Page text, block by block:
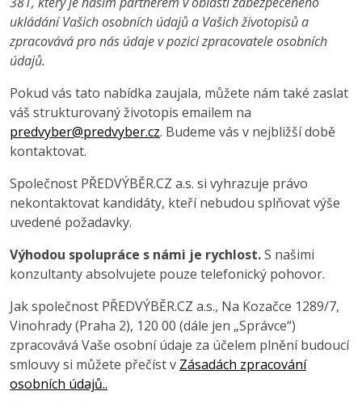
ukládání Vašich osobních údajů a Vašich životopisů a
zpracovává pro nás údaje v pozici zpracovatele osobních
údajů.
Pokud vás tato nabídka zaujala, můžete nám také zaslat
váš strukturovaný životopis emailem na
predvyber@predvyber.cz. Budeme vás v nejbližší době
kontaktovat.
Společnost PŘEDVÝBĚR.CZ a.s. si vyhrazuje právo
nekontaktovat kandidáty, kteří nebudou splňovat výše
uvedené požadavky.
Výhodou spolupráce s námi je rychlost.S našimi
konzultanty absolvujete pouze telefonický pohovor.
Jak společnost PŘEDVÝBĚR.CZ a.s., Na Kozačce 1289/7,
Vinohrady (Praha 2), 120 00 (dále jen „Správce“)
zpracovává Vaše osobní údaje za účelem plnění budoucí
smlouvy si můžete přečíst v Zásadách zpracování
osobních údajů..